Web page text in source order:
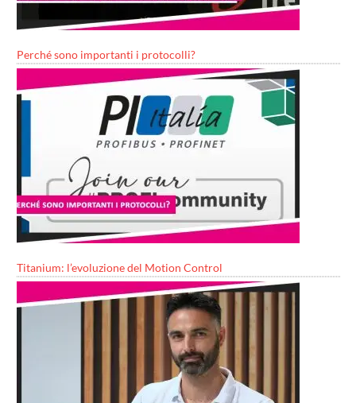
Perché sono importanti i protocolli?
Titanium: l’evoluzione del Motion Control